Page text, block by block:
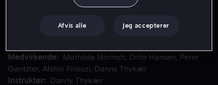
På samme dag som to terrorangreb i København
På samme dag som to terrorangreb i København
at finde ud af, hvordan han kan redde sin families arv.
Medvirkende Mathilde Norholt Ditte Hansen
Peter
Gantzler Afshin Firouzi
Danny Thykær
Instruktør
Danny Thykær
Afvis alle Jeg accepterer